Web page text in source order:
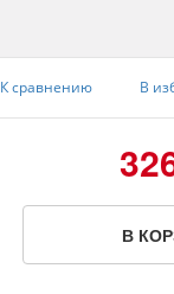
К сравнению В
В